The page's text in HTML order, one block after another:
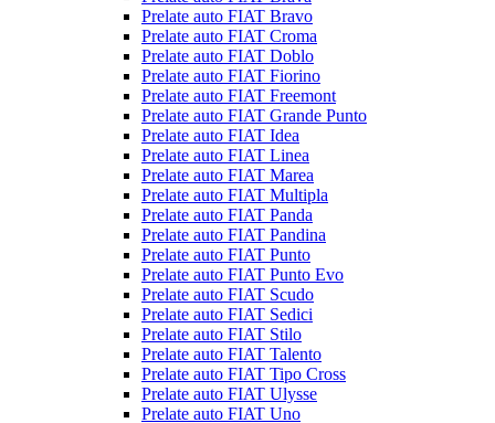
Prelate auto FIAT Bravo
Prelate auto FIAT Croma
Prelate auto FIAT Doblo
Prelate auto FIAT Fiorino
Prelate auto FIAT Freemont
Prelate auto FIAT Grande Punto
Prelate auto FIAT Idea
Prelate auto FIAT Linea
Prelate auto FIAT Marea
Prelate auto FIAT Multipla
Prelate auto FIAT Panda
Prelate auto FIAT Pandina
Prelate auto FIAT Punto
Prelate auto FIAT Punto Evo
Prelate auto FIAT Scudo
Prelate auto FIAT Sedici
Prelate auto FIAT Stilo
Prelate auto FIAT Talento
Prelate auto FIAT Tipo Cross
Prelate auto FIAT Ulysse
Prelate auto FIAT Uno